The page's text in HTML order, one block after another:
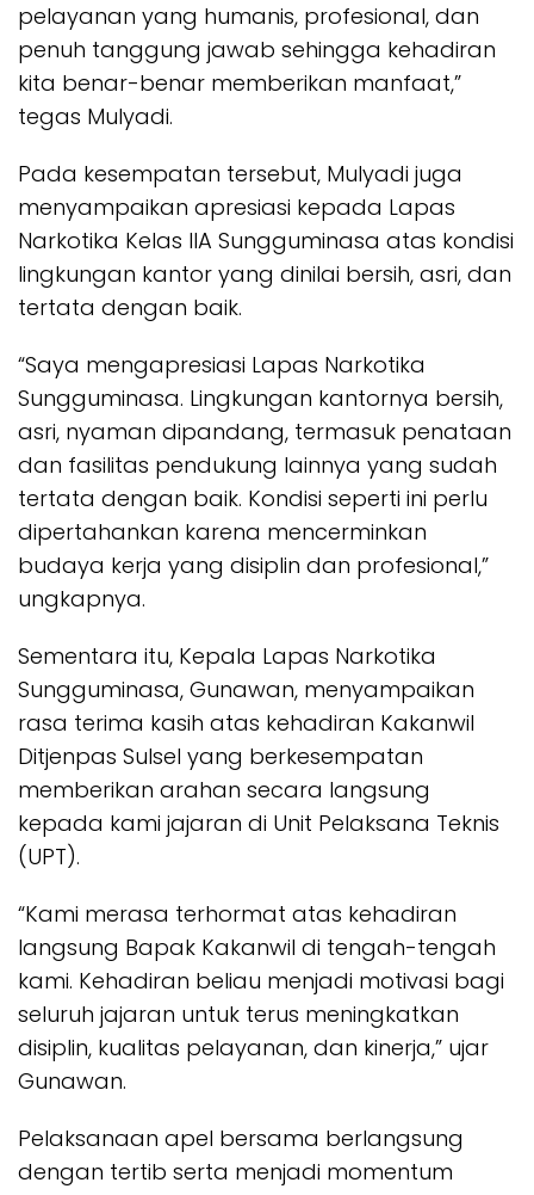
pelayanan yang humanis, profesional, dan
penuh tanggung jawab sehingga kehadiran
kita benar-benar memberikan manfaat,”
tegas Mulyadi.
Pada kesempatan tersebut, Mulyadi juga
menyampaikan apresiasi kepada Lapas
Narkotika Kelas IIA Sungguminasa atas kondisi
lingkungan kantor yang dinilai bersih, asri, dan
tertata dengan baik.
“Saya mengapresiasi Lapas Narkotika
Sungguminasa. Lingkungan kantornya bersih,
asri, nyaman dipandang, termasuk penataan
dan fasilitas pendukung lainnya yang sudah
tertata dengan baik. Kondisi seperti ini perlu
dipertahankan karena mencerminkan
budaya kerja yang disiplin dan profesional,”
ungkapnya.
Sementara itu, Kepala Lapas Narkotika
Sungguminasa, Gunawan, menyampaikan
rasa terima kasih atas kehadiran Kakanwil
Ditjenpas Sulsel yang berkesempatan
memberikan arahan secara langsung
kepada kami jajaran di Unit Pelaksana Teknis
(UPT).
“Kami merasa terhormat atas kehadiran
langsung Bapak Kakanwil di tengah-tengah
kami. Kehadiran beliau menjadi motivasi bagi
seluruh jajaran untuk terus meningkatkan
disiplin, kualitas pelayanan, dan kinerja,” ujar
Gunawan.
Pelaksanaan apel bersama berlangsung
dengan tertib serta menjadi momentum